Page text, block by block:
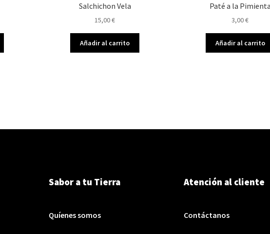
Salchichon Vela
15,00€
Añadir al carrito
Paté a la Pimienta
3,00€
Añadir al carrito
Sabor a tu Tierra
Quíenes somos
Atención al cliente
Contáctanos